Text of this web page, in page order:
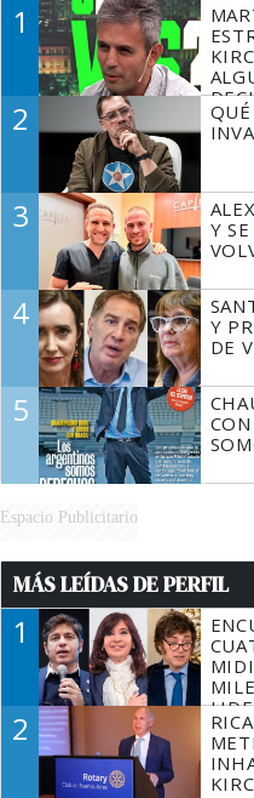
1
2
3
Y
4
Y
DE
5
Espacio Publicitario
MÁS LEÍDAS DE PERFIL
1
2